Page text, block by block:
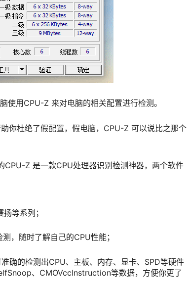
使用CPU-Z 来对电脑的相关配置进行检测。
你杜绝了假配置，假电脑，CPU-Z 可以说比之那个
CPU-Z 是一款CPU处理器识别检测神器，两个软件
等系列；
，随时了解自己的CPU性能；
确的检测出CPU、主板、内存、显卡、SPD等硬件
、CMOVccInstruction等数据，方便你更了